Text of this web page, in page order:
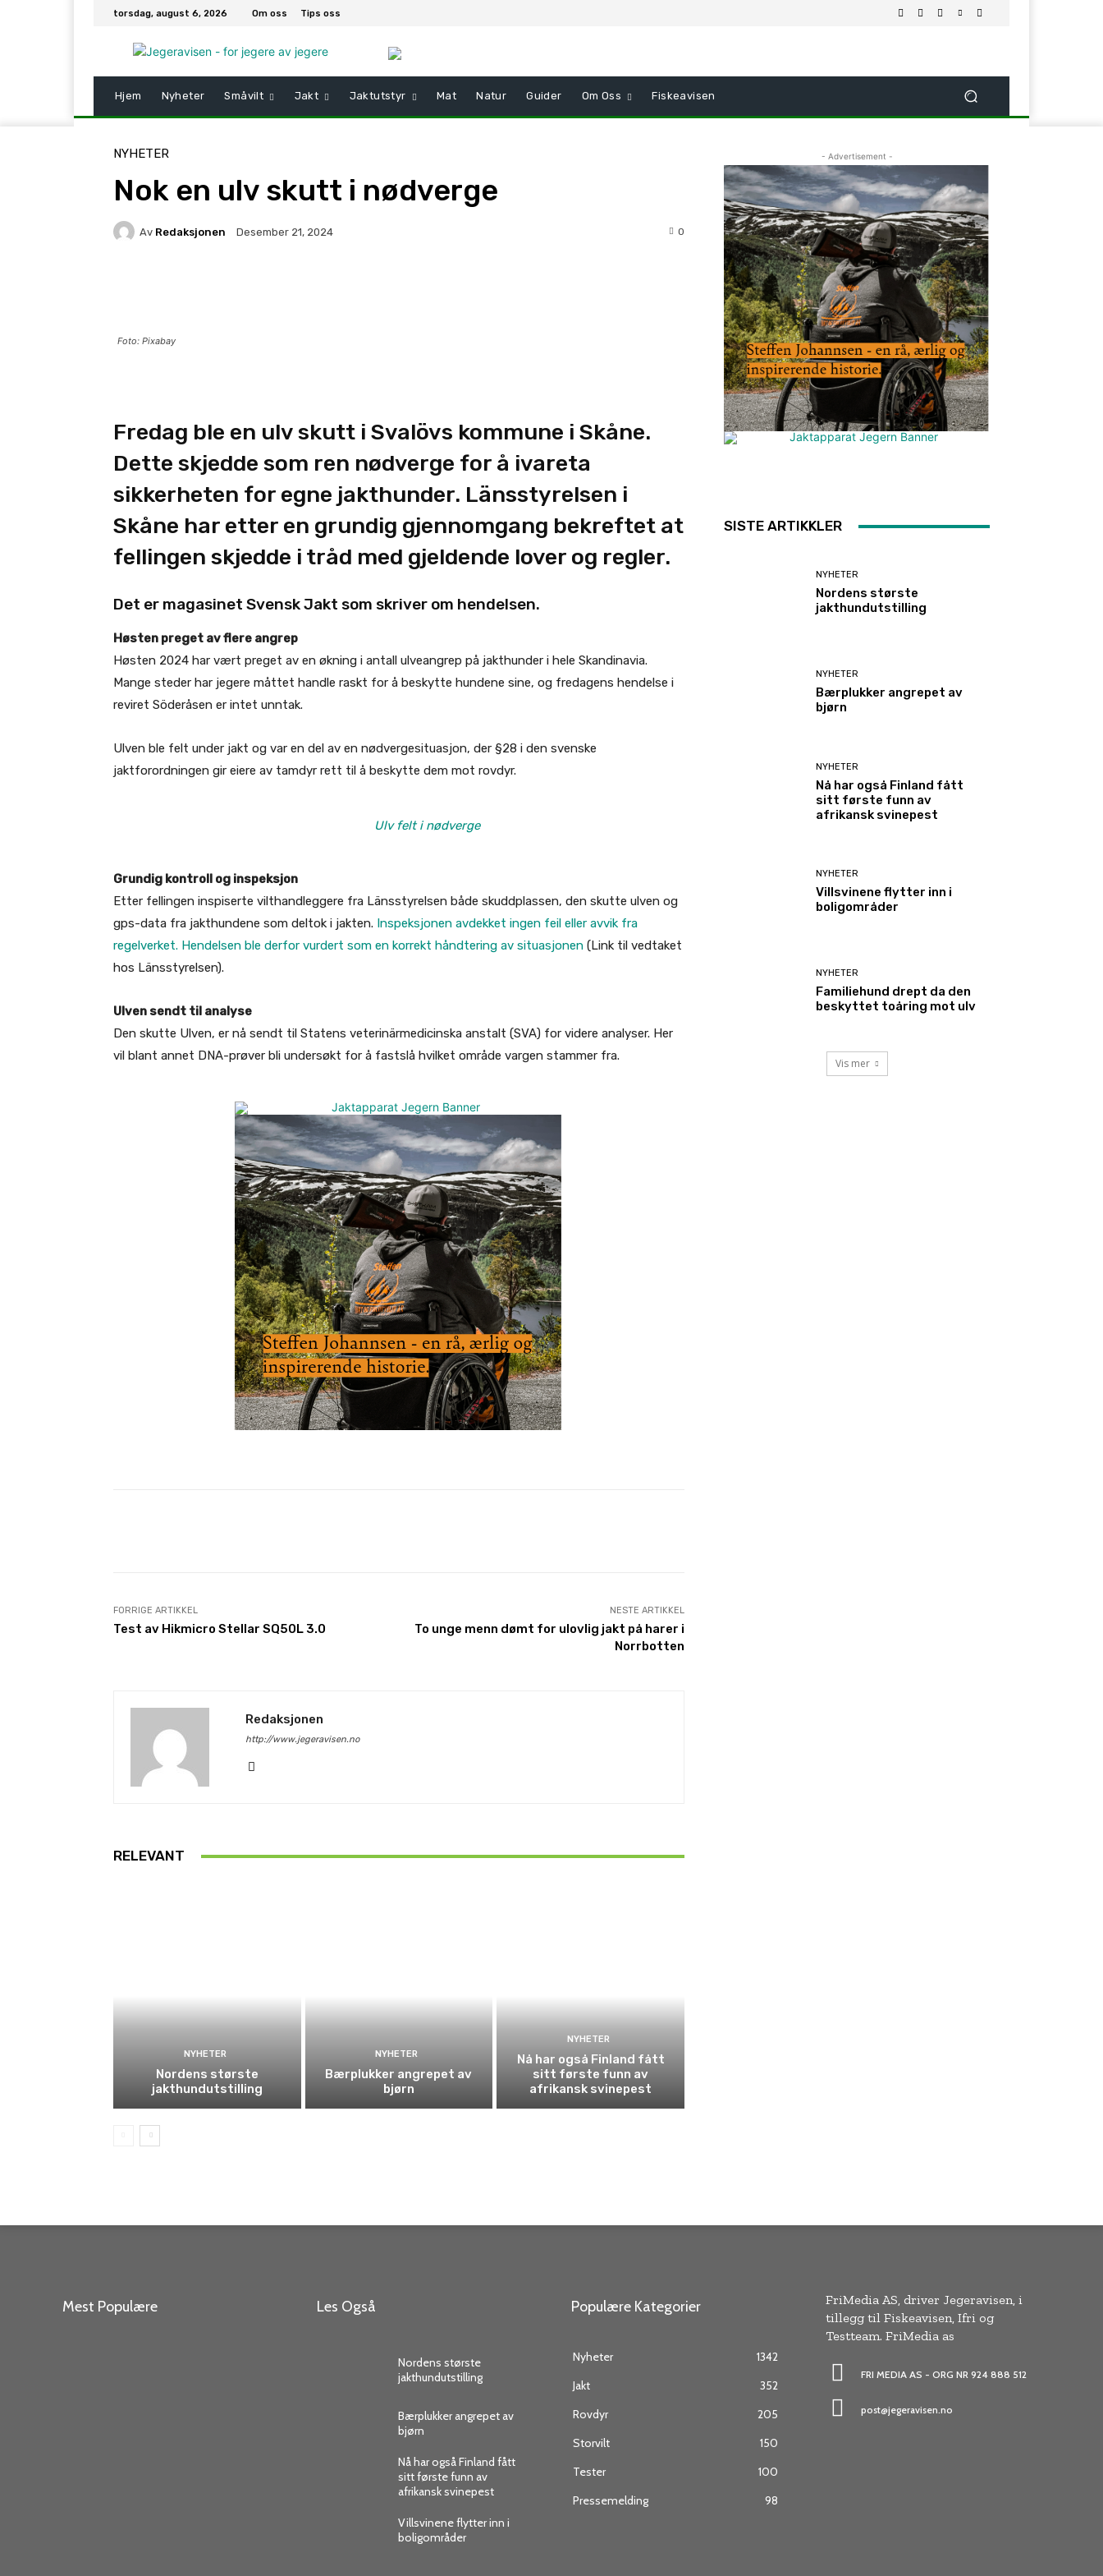
torsdag, august 6, 2026 Om oss Tips oss
Hjem Nyheter Småvilt Jakt Jaktutstyr Mat Natur Guider Om Oss Fiskeavisen
NYHETER
Nok en ulv skutt i nødverge
Av Redaksjonen Desember 21, 2024 0
Foto: Pixabay
Fredag ble en ulv skutt i Svalövs kommune i Skåne.
Dette skjedde som ren nødverge for å ivareta
sikkerheten for egne jakthunder. Länsstyrelsen i
Skåne har etter en grundig gjennomgang bekreftet at
fellingen skjedde i tråd med gjeldende lover og regler.
Det er magasinet Svensk Jakt som skriver om hendelsen.
Høsten preget av flere angrep
Høsten 2024 har vært preget av en økning i antall ulveangrep på jakthunder i hele Skandinavia.
Mange steder har jegere måttet handle raskt for å beskytte hundene sine, og fredagens hendelse i
reviret Söderåsen er intet unntak.
Ulven ble felt under jakt og var en del av en nødvergesituasjon, der §28 i den svenske
jaktforordningen gir eiere av tamdyr rett til å beskytte dem mot rovdyr.
Ulv felt i nødverge
Grundig kontroll og inspeksjon
Etter fellingen inspiserte vilthandleggere fra Länsstyrelsen både skuddplassen, den skutte ulven og
gps-data fra jakthundene som deltok i jakten. Inspeksjonen avdekket ingen feil eller avvik fra
regelverket. Hendelsen ble derfor vurdert som en korrekt håndtering av situasjonen (Link til vedtaket
hos Länsstyrelsen).
Ulven sendt til analyse
Den skutte Ulven, er nå sendt til Statens veterinärmedicinska anstalt (SVA) for videre analyser. Her
vil blant annet DNA-prøver bli undersøkt for å fastslå hvilket område vargen stammer fra.
FORRIGE ARTIKKEL
Test av Hikmicro Stellar SQ50L 3.0
NESTE ARTIKKEL
To unge menn dømt for ulovlig jakt på harer i
Norrbotten
Redaksjonen
http://www.jegeravisen.no
RELEVANT
NYHETER
Nordens største
jakthundutstilling
NYHETER
Bærplukker angrepet av
bjørn
NYHETER
Nå har også Finland fått
sitt første funn av
afrikansk svinepest
- Advertisement -
SISTE ARTIKKLER
NYHETER
Nordens største
jakthundutstilling
NYHETER
Bærplukker angrepet av
bjørn
NYHETER
Nå har også Finland fått
sitt første funn av
afrikansk svinepest
NYHETER
Villsvinene flytter inn i
boligområder
NYHETER
Familiehund drept da den
beskyttet toåring mot ulv
Vis mer
Mest Populære Les Også
Nordens største
jakthundutstilling
Bærplukker angrepet av
bjørn
Nå har også Finland fått
sitt første funn av
afrikansk svinepest
Villsvinene flytter inn i
boligområder
Populære Kategorier
Nyheter
1342
Jakt
352
Rovdyr
205
Storvilt
150
Tester
100
Pressemelding
98
FriMedia AS, driver Jegeravisen, i
tillegg til Fiskeavisen, Ifri og
Testteam. FriMedia as
FRI MEDIA AS - ORG NR 924 888 512
post@jegeravisen.no